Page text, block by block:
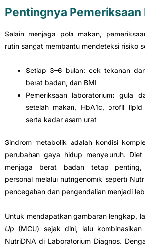
Pentingnya Pemeriksaan
Selain menjaga pola makan,
rutin sangat membantu mendeteksi risiko
Setiap 3–6 bulan: cek tekanan
berat badan, dan BMI
Pemeriksaan laboratorium: gula
setelah makan, HbA1c, profil
serta kadar asam urat
Sindrom metabolik adalah kondisi
perubahan gaya hidup menyeluruh.
menjaga berat badan tetap penting,
personal melalui nutrigenomik seperti
pencegahan dan pengendalian menjadi
Untuk mendapatkan gambaran lengkap,
Up (MCU) sejak dini, lalu kombinasikan
NutriDNA di Laboratorium Diagnos.